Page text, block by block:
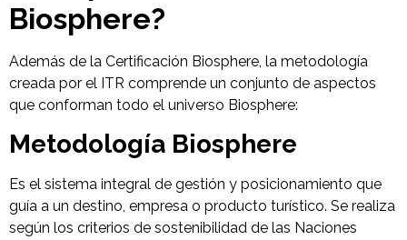
Biosphere?
Además de la Certificación Biosphere, la metodología
creada por el ITR comprende un conjunto de aspectos
que conforman todo el universo Biosphere:
Metodología Biosphere
Es el sistema integral de gestión y posicionamiento que
guía a un destino, empresa o producto turístico. Se realiza
según los criterios de sostenibilidad de las Naciones